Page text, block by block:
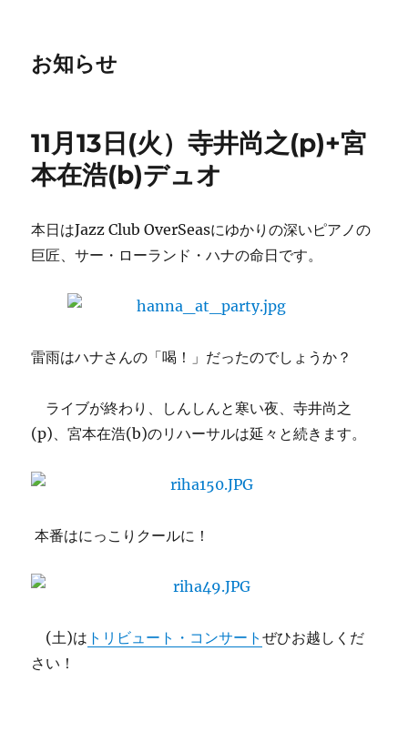
お知らせ
11月13日(火）寺井尚之(p)+宮
本在浩(b)デュオ
本日はJazz Club OverSeasにゆかりの深いピアノの
巨匠、サー・ローランド・ハナの命日です。
雷雨はハナさんの「喝！」だったのでしょうか？
ライブが終わり、しんしんと寒い夜、寺井尚之
(p)、宮本在浩(b)のリハーサルは延々と続きます。
本番はにっこりクールに！
(土)は トリビュート・コンサートぜひお越しくだ
さい！